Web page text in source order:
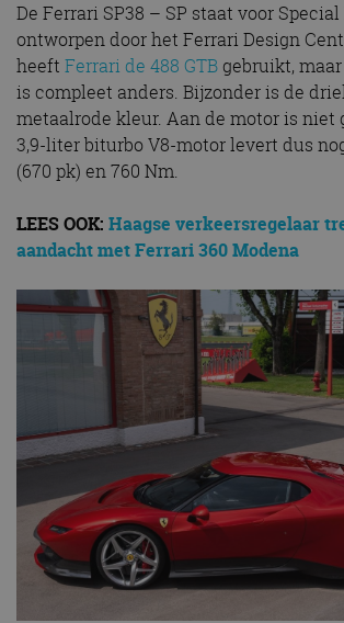
De Ferrari SP38 – SP staat voor
ontworpen door het Ferrari Design
heeft Ferrari de 488 GTB gebruikt,
is compleet anders. Bijzonder is de
metaalrode kleur. Aan de motor is niet
3,9-liter biturbo V8-motor levert dus
(670 pk) en 760 Nm.
LEES OOK: Haagse verkeersregelaar
aandacht met Ferrari 360 Modena